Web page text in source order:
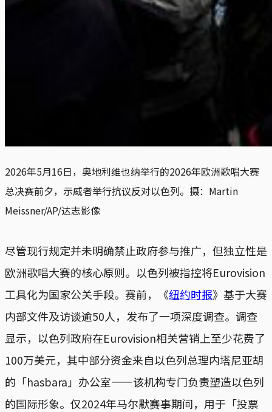
2026年5月16日，奥地利维也纳举行的2026年欧洲歌唱大赛
总决赛前夕，示威者举行抗议反对以色列。摄：Martin
Meissner/AP/达志影像
尽管现行规定并未明确禁止政府参与推广，但独立性是
欧洲歌唱大赛的核心原则。以色列被指控将Eurovision
工具化为国家公关手段。赛前，《纽约时报》基于大赛
内部文件及访谈逾50人，发布了一项深度调查。调查
显示，以色列政府在Eurovision相关营销上至少花费了
100万美元，其中部分资金来自以色列总理内塔尼亚胡
的「hasbara」办公室——该机构专门负责塑造以色列
的国际形象。仅2024年马尔默赛事期间，用于「投票